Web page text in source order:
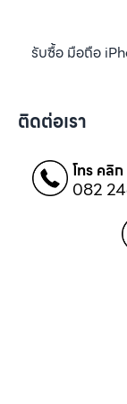
รับซื้อ มือถือ
ติดต่อเรา
โทร คลิก
082